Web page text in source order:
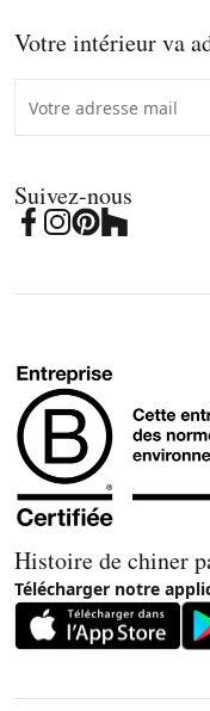
Votre intérieur va
Suivez-nous
Histoire de chiner
Télécharger notre